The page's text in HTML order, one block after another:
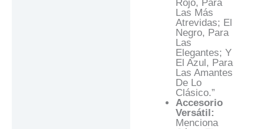
Rojo, Para
Las Más
Atrevidas; El
Negro, Para
Las
Elegantes; Y
El Azul, Para
Las Amantes
De Lo
Clásico.”
Accesorio
Versátil:
Menciona